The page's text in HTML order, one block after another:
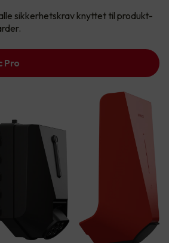
sikkerhetskrav knyttet til produkt-
Pro